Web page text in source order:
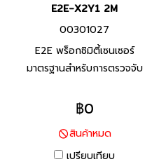
E2E-X2Y1 2M
00301027
E2E พร็อกซิมิตี้เซนเซอร์
มาตรฐานสำหรับการตรวจจับ
แวดล้อมด้วยสายมาตราฐานที่ทำ
ตรวจจับที่ทำจากวัสดุที่ทนต่อ
น้ำมันหล่อลื่น
฿0
สินค้าหมด
เปรียบเทียบ